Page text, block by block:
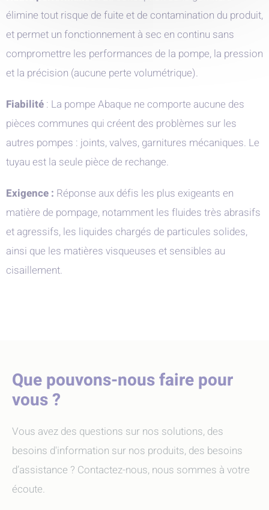
élimine tout risque de fuite et de contamination du produit,
et permet un fonctionnement à sec en continu sans
compromettre les performances de la pompe, la pression
et la précision (aucune perte volumétrique).
Fiabilité : La pompe Abaque ne comporte aucune des
pièces communes qui créent des problèmes sur les
autres pompes : joints, valves, garnitures mécaniques. Le
tuyau est la seule pièce de rechange.
Exigence : Réponse aux défis les plus exigeants en
matière de pompage, notamment les fluides très abrasifs
et agressifs, les liquides chargés de particules solides,
ainsi que les matières visqueuses et sensibles au
cisaillement.
Que pouvons-nous faire pour
vous ?
Vous avez des questions sur nos solutions, des
besoins d'information sur nos produits, des besoins
d’assistance ? Contactez-nous, nous sommes à votre
écoute.